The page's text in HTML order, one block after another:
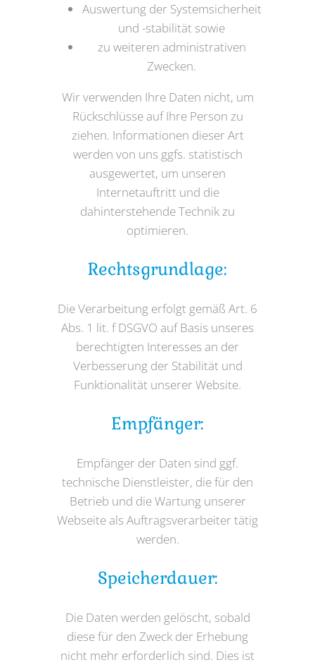
Auswertung der Systemsicherheit
und -stabilität sowie
zu weiteren administrativen
Zwecken.
Wir verwenden Ihre Daten nicht, um
Rückschlüsse auf Ihre Person zu
ziehen. Informationen dieser Art
werden von uns ggfs. statistisch
ausgewertet, um unseren
Internetauftritt und die
dahinterstehende Technik zu
optimieren.
Rechtsgrundlage:
Die Verarbeitung erfolgt gemäß Art. 6
Abs. 1 lit. f DSGVO auf Basis unseres
berechtigten Interesses an der
Verbesserung der Stabilität und
Funktionalität unserer Website.
Empfänger:
Empfänger der Daten sind ggf.
technische Dienstleister, die für den
Betrieb und die Wartung unserer
Webseite als Auftragsverarbeiter tätig
werden.
Speicherdauer:
Die Daten werden gelöscht, sobald
diese für den Zweck der Erhebung
nicht mehr erforderlich sind. Dies ist